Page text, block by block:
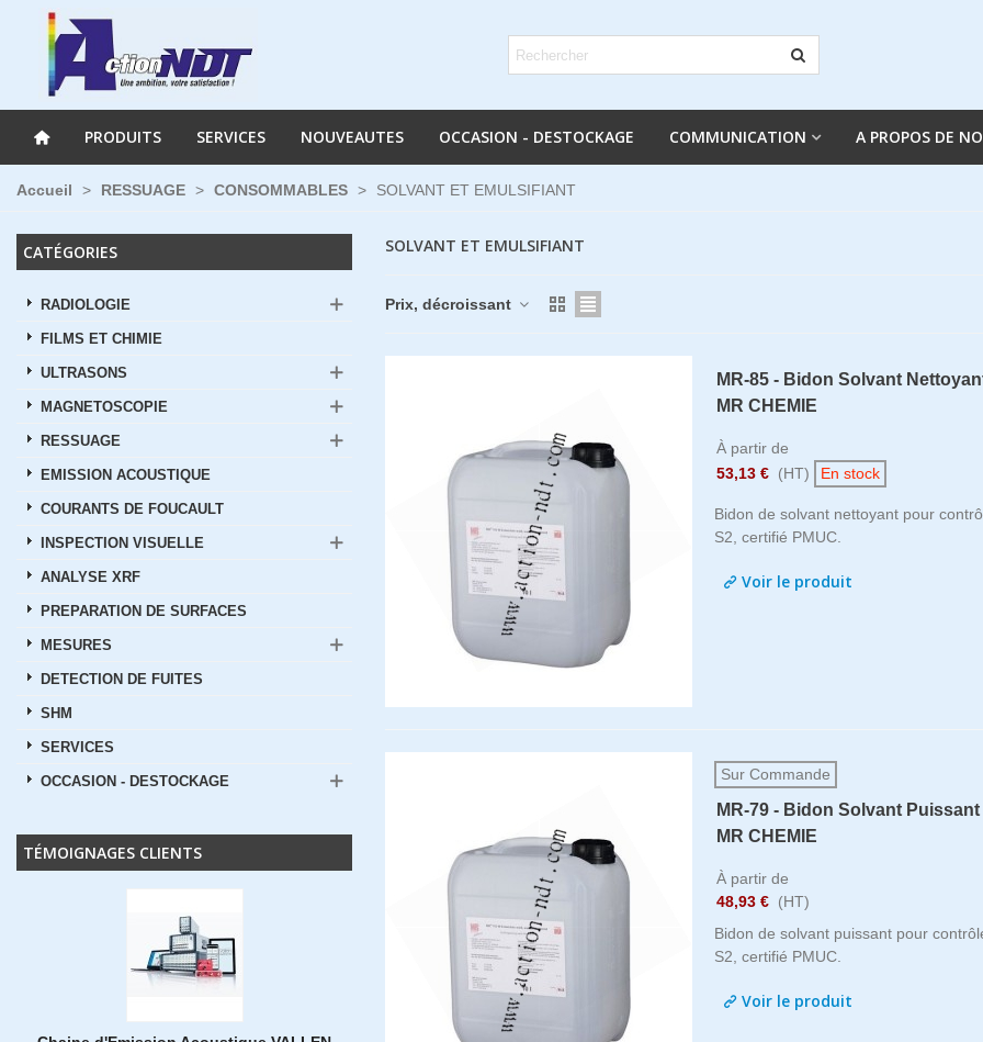
PRODUITS SERVICES NOUVEAUTES OCCASION - DESTOCKAGE COMMUNICATION A PROPOS DE
Accueil > RESSUAGE > CONSOMMABLES > SOLVANT ET EMULSIFIANT
CATÉGORIES
RADIOLOGIE
FILMS ET CHIMIE
ULTRASONS
MAGNETOSCOPIE
RESSUAGE
EMISSION ACOUSTIQUE
COURANTS DE FOUCAULT
INSPECTION VISUELLE
ANALYSE XRF
PREPARATION DE SURFACES
MESURES
DETECTION DE FUITES
SHM
SERVICES
OCCASION - DESTOCKAGE
TÉMOIGNAGES CLIENTS
SOLVANT ET EMULSIFIANT
Prix, décroissant
MR-85 - Bidon Solvant
MR CHEMIE
À partir de
53,13 € (HT) En stock
Bidon de solvant nettoyant pour
S2, certifié PMUC.
Voir le produit
Sur Commande
MR-79 - Bidon Solvant
MR CHEMIE
À partir de
48,93 € (HT)
Bidon de solvant puissant pour
S2, certifié PMUC.
Voir le produit